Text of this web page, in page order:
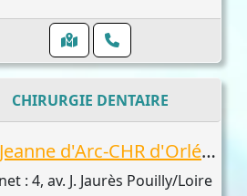
CHIRURGIE DENTAIRE
Site Jeanne d'Arc-CHR d'Orléans : Geneste Eric
: 4, av. J. Jaurès Pouilly/Loire